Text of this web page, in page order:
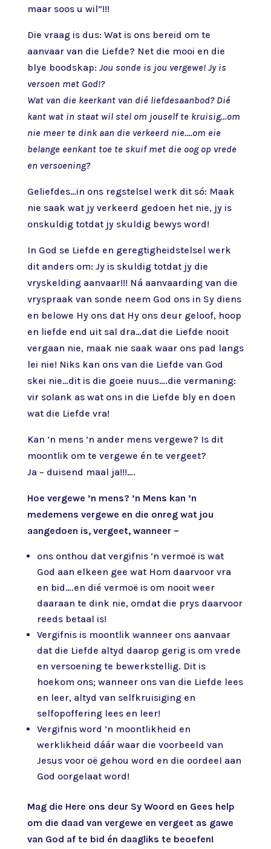
maar soos u wil”!!!
Die vraag is dus: Wat is ons bereid om te
aanvaar van die Liefde? Net die mooi en die
blye boodskap: Jou sonde is jou vergewe! Jy is
versoen met God!?
Wat van die keerkant van dié liefdesaanbod? Dié
kant wat in staat wil stel om jouself te kruisig…om
nie meer te dink aan die verkeerd nie….om eie
belange eenkant toe te skuif met die oog op vrede
en versoening?
Geliefdes…in ons regstelsel werk dit só: Maak
nie saak wat jy verkeerd gedoen het nie, jy is
onskuldig totdat jy skuldig bewys word!
In God se Liefde en geregtigheidstelsel werk
dit anders om: Jy is skuldig totdat jy die
vryskelding aanvaar!!! Ná aanvaarding van die
vryspraak van sonde neem God ons in Sy diens
en belowe Hy ons dat Hy ons deur geloof, hoop
en liefde end uit sal dra…dat die Liefde nooit
vergaan nie, maak nie saak waar ons pad langs
lei nie! Niks kan ons van die Liefde van God
skei nie…dit is die goeie nuus….die vermaning:
vir solank as wat ons in die Liefde bly en doen
wat die Liefde vra!
Kan ’n mens ’n ander mens vergewe? Is dit
moontlik om te vergewe én te vergeet?
Ja – duisend maal ja!!!….
Hoe vergewe ’n mens? ’n Mens kan ’n
medemens vergewe en die onreg wat jou
aangedoen is, vergeet, wanneer –
ons onthou dat vergifnis ’n vermoë is wat
God aan elkeen gee wat Hom daarvoor vra
en bid….en dié vermoë is om nooit weer
daaraan te dink nie, omdat die prys daarvoor
reeds betaal is!
Vergifnis is moontlik wanneer ons aanvaar
dat die Liefde altyd daarop gerig is om vrede
en versoening te bewerkstellig. Dit is
hoekom ons; wanneer ons van die Liefde lees
en leer, altyd van selfkruisiging en
selfopoffering lees en leer!
Vergifnis word ’n moontlikheid en
werklikheid dáár waar die voorbeeld van
Jesus voor oë gehou word en die oordeel aan
God oorgelaat word!
Mag die Here ons deur Sy Woord en Gees help
om die daad van vergewe en vergeet as gawe
van God af te bid én daagliks te beoefen!